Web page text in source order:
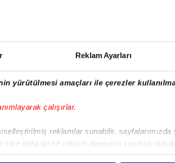
Reklam Ayarları
yürütülmesi amaçları ile çerezler
çalışırlar.
reklamlar sunabilir, sayfalarımızda
size daha iyi bir reklam deneyimi sunmak
ve bu noktada, reklamların
ise Özkan Yalım'ın ismi